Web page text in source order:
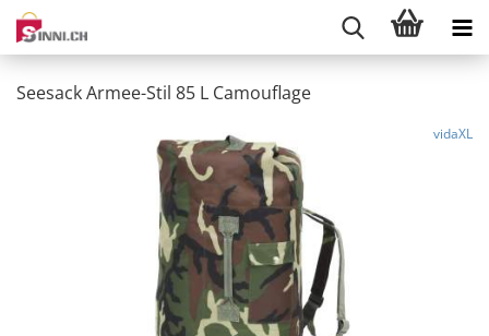
Seesack Armee-Stil 85 L Camouflage
vidaXL